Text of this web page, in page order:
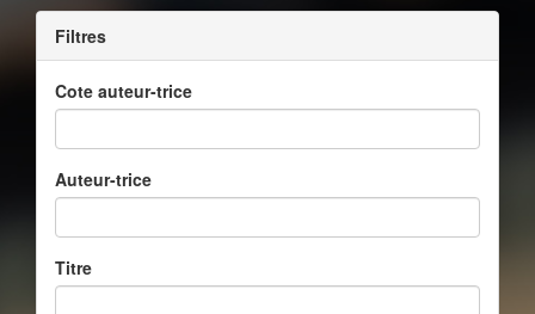
Filtres
Cote auteur-trice
Auteur-trice
Titre